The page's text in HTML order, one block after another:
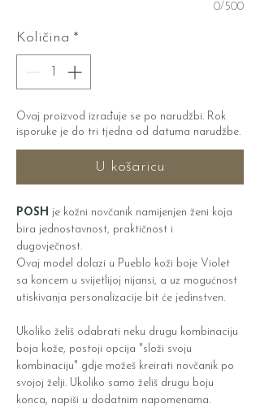
0/500
Količina *
Ovaj proizvod izrađuje se po narudžbi. Rok
isporuke je do tri tjedna od datuma narudžbe.
U košaricu
POSH je kožni novčanik namijenjen ženi koja
bira jednostavnost, praktičnost i
dugovječnost.
Ovaj model dolazi u Pueblo koži boje Violet
sa koncem u svijetlijoj nijansi, a uz mogućnost
utiskivanja personalizacije bit će jedinstven.
Ukoliko želiš odabrati neku drugu kombinaciju
boja kože, postoji opcija "složi svoju
kombinaciju" gdje možeš kreirati novčanik po
svojoj želji. Ukoliko samo želiš drugu boju
konca, napiši u dodatnim napomenama.